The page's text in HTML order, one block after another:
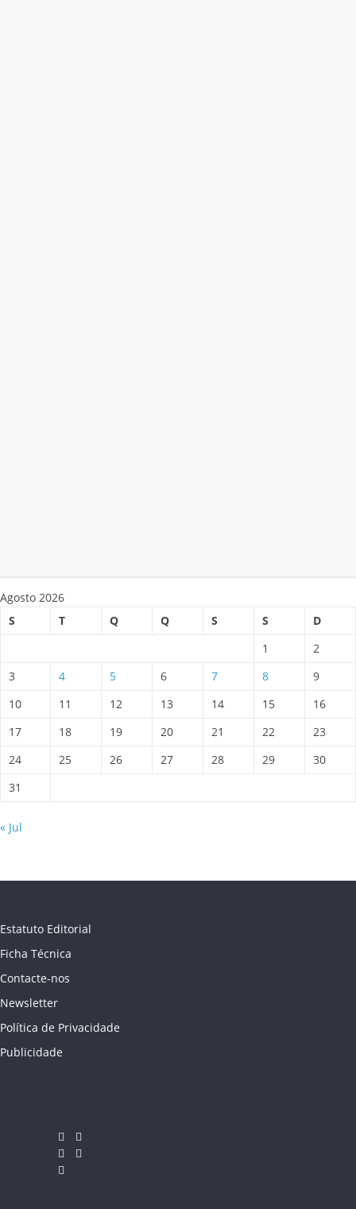
Agosto 2026
S
T Q Q S S
D
1
2
3
4 5 6 7 8
9
10
11 12 13 14 15
16
17
18 19 20 21 22
23
24
25 26 27 28 29
30
31
« Jul
Estatuto Editorial
Ficha Técnica
Contacte-nos
Newsletter
Política de Privacidade
Publicidade